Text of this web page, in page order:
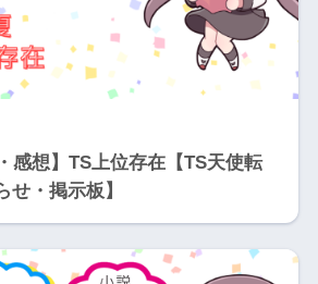
感想】TS上位存在【TS天使転
せ・掲示板】